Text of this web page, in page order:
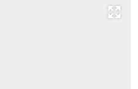
Развернуть на весь экран